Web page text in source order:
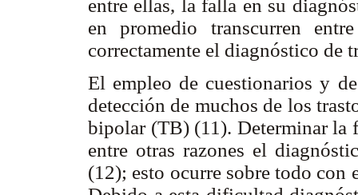
entre ellas, la falla en su
en promedio transcurren
correctamente el diagnóstico de
El empleo de cuestionarios y
detección de muchos de los
bipolar (TB) (11). Determinar la
entre otras razones el
(12); esto ocurre sobre todo